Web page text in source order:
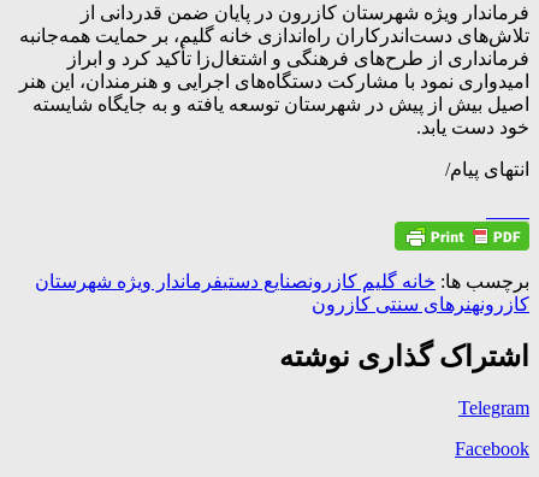
فرماندار ویژه شهرستان کازرون در پایان ضمن قدردانی از
تلاش‌های دست‌اندرکاران راه‌اندازی خانه گلیم، بر حمایت همه‌جانبه
فرمانداری از طرح‌های فرهنگی و اشتغال‌زا تأکید کرد و ابراز
امیدواری نمود با مشارکت دستگاه‌های اجرایی و هنرمندان، این هنر
اصیل بیش از پیش در شهرستان توسعه یافته و به جایگاه شایسته
خود دست یابد.
انتهای پیام/
برچسب ها: خانه گلیم کازرونصنایع دستیفرماندار ویژه شهرستان
کازرونهنرهای سنتی کازرون
اشتراک گذاری نوشته
Telegram
Facebook